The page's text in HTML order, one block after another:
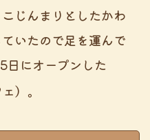
じんまりとしたかわ
いたので足を運んで
日にオープンした
）。